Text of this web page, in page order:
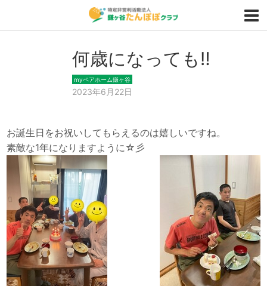
何歳になっても‼
myペアホーム鎌ヶ谷
2023年6月22日
お誕生日をお祝いしてもらえるのは嬉しいですね。
素敵な1年になりますように☆彡